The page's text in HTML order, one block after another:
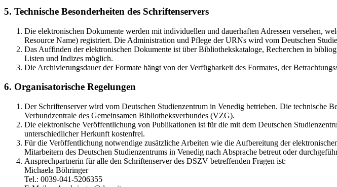
5. Technische Besonderheiten des Schriftenservers
Die elektronischen Dokumente werden mit individuellen und dauerhaften Adressen versehen,
Resource Name) registriert. Die Administration und Pflege der URNs wird vom Deutschen
Das Auffinden der elektronischen Dokumente ist über Bibliothekskataloge, Recherchen in
Listen und Indizes möglich.
Die Archivierungsdauer der Formate hängt von der Verfügbarkeit des Formates, der
6. Organisatorische Regelungen
Der Schriftenserver wird vom Deutschen Studienzentrum in Venedig betrieben. Die technische
Verbundzentrale des Gemeinsamen Bibliotheksverbundes (VZG).
Die elektronische Veröffentlichung von Publikationen ist für die mit dem Deutschen
unterschiedlicher Herkunft kostenfrei.
Für die Veröffentlichung notwendige zusätzliche Arbeiten wie die Aufbereitung der
Mitarbeitern des Deutschen Studienzentrums in Venedig nach Absprache betreut oder
Ansprechpartnerin für alle den Schriftenserver des DSZV betreffenden Fragen ist:
Michaela Böhringer
Tel.: 0039-041-5206355